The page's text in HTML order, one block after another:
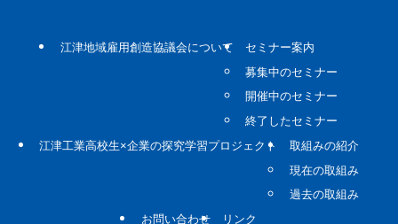
江津地域雇用創造協議会について
セミナー案内
募集中のセミナー
開催中のセミナー
終了したセミナー
江津工業高校生×企業の探究学習プロジェクト
取組みの紹介
現在の取組み
過去の取組み
お問い合わせ
リンク